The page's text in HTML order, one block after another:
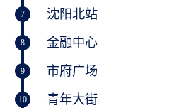
7 沈阳北站
8 金融中心
9 市府广场
10 青年大街